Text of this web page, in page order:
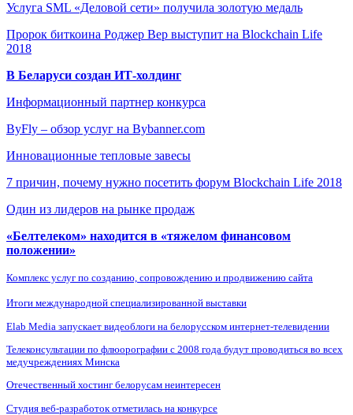
Услуга SML «Деловой сети» получила золотую медаль
Пророк биткоина Роджер Вер выступит на Blockchain Life
2018
В Беларуси создан ИТ-холдинг
Информационный партнер конкурса
ByFly – обзор услуг на Bybanner.com
Инновационные тепловые завесы
7 причин, почему нужно посетить форум Blockchain Life 2018
Один из лидеров на рынке продаж
«Белтелеком» находится в «тяжелом финансовом
положении»
Комплекс услуг по созданию, сопровождению и продвижению сайта
Итоги международной специализированной выставки
Elab Media запускает видеоблоги на белорусском интернет-телевидении
Телеконсультации по флюорографии с 2008 года будут проводиться во всех
медучреждениях Минска
Отечественный хостинг белорусам неинтересен
Студия веб-разработок отметилась на конкурсе